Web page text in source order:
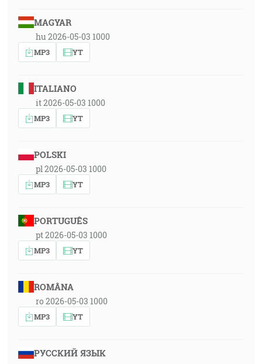
MAGYAR
hu 2026-05-03 1000
MP3 YT
ITALIANO
it 2026-05-03 1000
MP3 YT
POLSKI
pl 2026-05-03 1000
MP3 YT
PORTUGUÊS
pt 2026-05-03 1000
MP3 YT
ROMÂNA
ro 2026-05-03 1000
MP3 YT
РУССКИЙ ЯЗЫК